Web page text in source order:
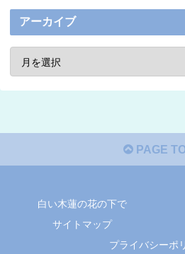
アーカイブ
PAGE
白い木蓮の花の下で
サイトマップ
プライバシーポ